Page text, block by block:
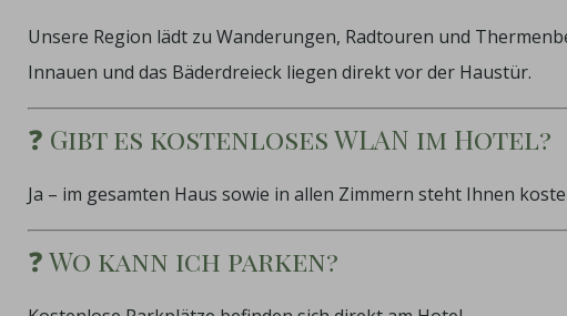
Unsere Region lädt zu Wanderungen, Radtouren und
Innauen und das Bäderdreieck liegen direkt vor der Haustür.
❓ Gibt es kostenloses WLAN im Hotel?
Ja – im gesamten Haus sowie in allen Zimmern steht Ihnen
❓ Wo kann ich parken?